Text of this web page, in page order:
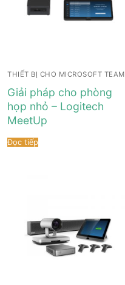
THIẾT BỊ CHO MICROSOFT TEAM
Giải pháp cho phòng
họp nhỏ – Logitech
MeetUp
Đọc tiếp